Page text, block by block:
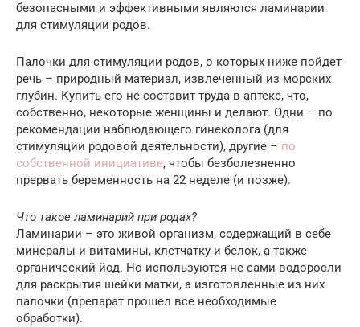
безопасными и эффективными являются ламинарии
для стимуляции родов.
Палочки для стимуляции родов, о которых ниже пойдет
речь – природный материал, извлеченный из морских
глубин. Купить его не составит труда в аптеке, что,
собственно, некоторые женщины и делают. Одни – по
рекомендации наблюдающего гинеколога (для
стимуляции родовой деятельности), другие – по
собственной инициативе, чтобы безболезненно
прервать беременность на 22 неделе (и позже).
Что такое ламинарий при родах?
Ламинарии – это живой организм, содержащий в себе
минералы и витамины, клетчатку и белок, а также
органический йод. Но используются не сами водоросли
для раскрытия шейки матки, а изготовленные из них
палочки (препарат прошел все необходимые
обработки).